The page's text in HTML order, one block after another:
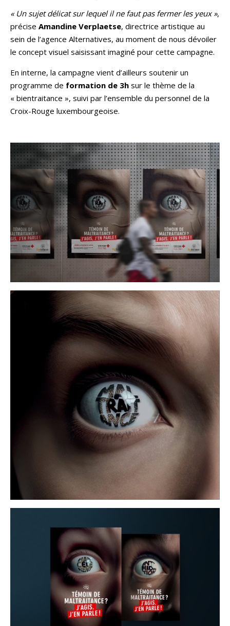
« Un sujet délicat sur lequel il ne faut pas fermer les yeux »,
précise Amandine Verplaetse, directrice artistique au
sein de l’agence Alternatives, au moment de nous dévoiler
le concept visuel saisissant imaginé pour cette campagne.
En interne, la campagne vient d’ailleurs soutenir un
programme de formation de 3h sur le thème de la
« bientraitance », suivi par l’ensemble du personnel de la
Croix-Rouge luxembourgeoise.